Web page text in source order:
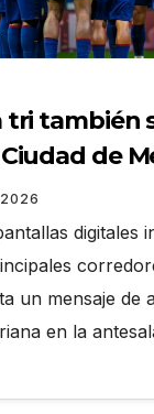
tri también
de
digitales
un mensaje de
en la